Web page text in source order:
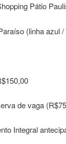
Pátio
(linha azul /
de vaga
Integral